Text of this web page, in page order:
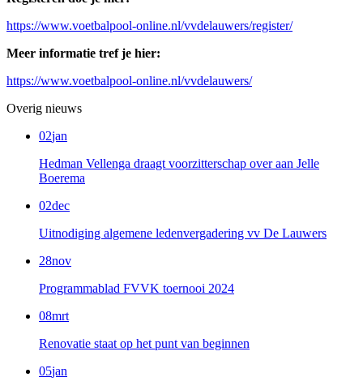
https://www.voetbalpool-online.nl/vvdelauwers/register/
Meer informatie tref je hier:
https://www.voetbalpool-online.nl/vvdelauwers/
Overig nieuws
02jan
Hedman Vellenga draagt voorzitterschap over aan Jelle
Boerema
02dec
Uitnodiging algemene ledenvergadering vv De Lauwers
28nov
Programmablad FVVK toernooi 2024
08mrt
Renovatie staat op het punt van beginnen
05jan